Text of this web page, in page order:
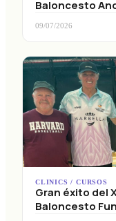
Baloncesto
09/07/2026
CLINICS / CURSOS
Gran éxito del
Baloncesto